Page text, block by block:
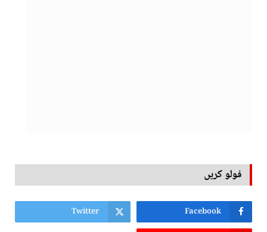
فولو کریں
Facebook
Twitter